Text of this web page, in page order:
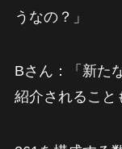
うなの？」
Bさん：「新た
紹介されること